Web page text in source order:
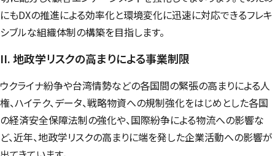
にもDXの推進による効率化と環境変化に迅速に対応できるフレキ
シブルな組織体制の構築を目指します。
II. 地政学リスクの高まりによる事業制限
ウクライナ紛争や台湾情勢などの各国間の緊張の高まりによる人
権、ハイテク、データ、戦略物資への規制強化をはじめとした各国
の経済安全保障法制の強化や、国際紛争による物流への影響な
ど、近年、地政学リスクの高まりに端を発した企業活動への影響が